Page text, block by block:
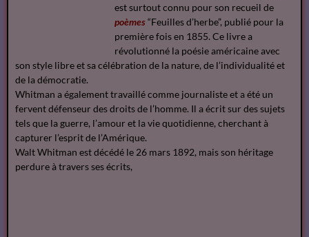
est surtout connu pour son recueil de
poèmes “Feuilles d’herbe”, publié pour la
première fois en 1855. Ce livre a
révolutionné la poésie américaine avec
son style libre et sa célébration de la nature, de l’individualité et
de la démocratie.
Whitman a également travaillé comme journaliste et a été un
fervent défenseur des droits de l’homme. Il a écrit sur des sujets
tels que la guerre, l’amour et la vie quotidienne, cherchant à
capturer l’esprit de l’Amérique.
Walt Whitman est décédé le 26 mars 1892, mais son héritage
perdure à travers ses écrits,